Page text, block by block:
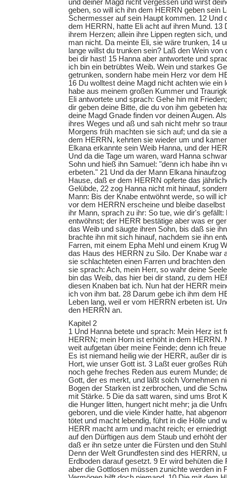
und deiner Magd nicht vergessen und wirst
geben, so will ich ihn dem HERRN geben sein
Schermesser auf sein Haupt kommen. 12 Und
dem HERRN, hatte Eli acht auf ihren Mund. 13
ihrem Herzen; allein ihre Lippen regten sich,
man nicht. Da meinte Eli, sie wäre trunken, 14
lange willst du trunken sein? Laß den Wein von
bei dir hast! 15 Hanna aber antwortete und
ich bin ein betrübtes Weib. Wein und starkes
getrunken, sondern habe mein Herz vor dem
16 Du wolltest deine Magd nicht achten wie ein
habe aus meinem großen Kummer und
Eli antwortete und sprach: Gehe hin mit
dir geben deine Bitte, die du von ihm gebeten
deine Magd Gnade finden vor deinen Augen.
ihres Weges und aß und sah nicht mehr so
Morgens früh machten sie sich auf; und da sie
dem HERRN, kehrten sie wieder um und
Elkana erkannte sein Weib Hanna, und der
Und da die Tage um waren, ward Hanna
Sohn und hieß ihn Samuel: "denn ich habe ihn
erbeten." 21 Und da der Mann Elkana
Hause, daß er dem HERRN opferte das
Gelübde, 22 zog Hanna nicht mit hinauf,
Mann: Bis der Knabe entwöhnt werde, so will
vor dem HERRN erscheine und bleibe
ihr Mann, sprach zu ihr: So tue, wie dir's gefällt:
entwöhnst; der HERR bestätige aber was er
das Weib und säugte ihren Sohn, bis daß sie
brachte ihn mit sich hinauf, nachdem sie ihn
Farren, mit einem Epha Mehl und einem Krug
das Haus des HERRN zu Silo. Der Knabe war
sie schlachteten einen Farren und brachten
sie sprach: Ach, mein Herr, so wahr deine
bin das Weib, das hier bei dir stand, zu dem
diesen Knaben bat ich. Nun hat der HERR
ich von ihm bat. 28 Darum gebe ich ihm dem
Leben lang, weil er vom HERRN erbeten ist.
den HERRN an.
Kapitel 2
1 Und Hanna betete und sprach: Mein Herz ist
HERRN; mein Horn ist erhöht in dem HERRN.
weit aufgetan über meine Feinde; denn ich
Es ist niemand heilig wie der HERR, außer dir
Hort, wie unser Gott ist. 3 Laßt euer großes
noch gehe freches Reden aus eurem Munde;
Gott, der es merkt, und läßt solch Vornehmen
Bogen der Starken ist zerbrochen, und die
mit Stärke. 5 Die da satt waren, sind ums Brot
die Hunger litten, hungert nicht mehr; ja die
geboren, und die viele Kinder hatte, hat
tötet und macht lebendig, führt in die Hölle und
HERR macht arm und macht reich; er
auf den Dürftigen aus dem Staub und erhöht
daß er ihn setze unter die Fürsten und den
Denn der Welt Grundfesten sind des HERRN,
Erdboden darauf gesetzt. 9 Er wird behüten die
aber die Gottlosen müssen zunichte werden in